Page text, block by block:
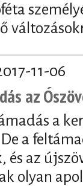
11-06
az
a
a
és az
olyan